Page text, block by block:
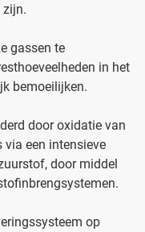
zijn.
gassen te
in het
bemoeilijken.
door oxidatie van
via een intensieve
door middel
op